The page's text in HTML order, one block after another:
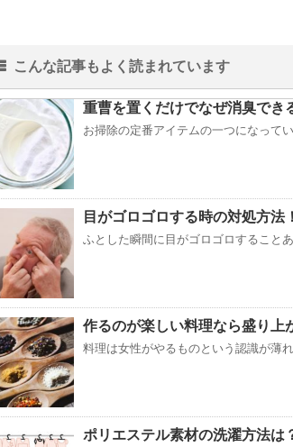
こんな記事もよく読まれています
重曹を置くだけでなぜ消臭でき
お掃除の定番アイテムの一つになって
目がゴロゴロする時の対処方法！
ふとした瞬間に目がゴロゴロすること
作るのが楽しい料理なら盛り上
料理は女性がやるものという認識が薄
ポリエステル素材の洗濯方法は